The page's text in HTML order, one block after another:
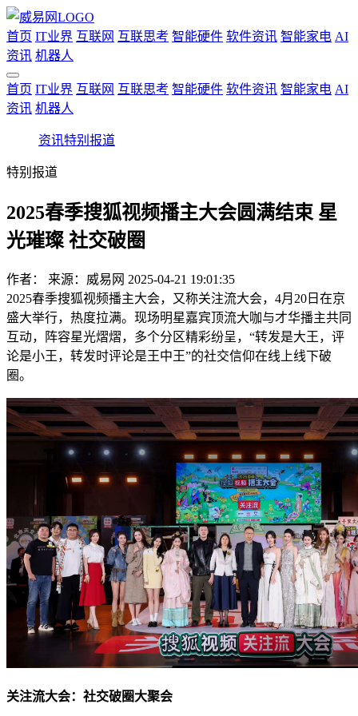
首页 IT业界 互联网 互联思考 智能硬件 软件资讯 智能家电 AI
资讯 机器人
首页 IT业界 互联网 互联思考 智能硬件 软件资讯 智能家电 AI
资讯 机器人
资讯特别报道
特别报道
2025春季搜狐视频播主大会圆满结束 星
光璀璨 社交破圈
作者： 来源：威易网 2025-04-21 19:01:35
2025春季搜狐视频播主大会，又称关注流大会，4月20日在京
盛大举行，热度拉满。现场明星嘉宾顶流大咖与才华播主共同
互动，阵容星光熠熠，多个分区精彩纷呈，“转发是大王，评
论是小王，转发时评论是王中王”的社交信仰在线上线下破
圈。
关注流大会：社交破圈大聚会